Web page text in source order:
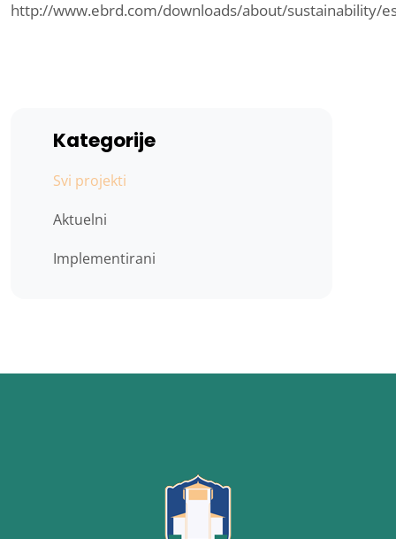
http://www.ebrd.com/downloads/about/sustainability/
Kategorije
Svi projekti
Aktuelni
Implementirani